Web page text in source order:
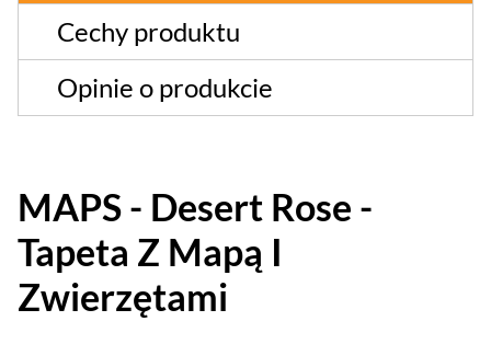
Cechy produktu
Opinie o produkcie
MAPS - Desert Rose -
Tapeta Z Mapą I
Zwierzętami